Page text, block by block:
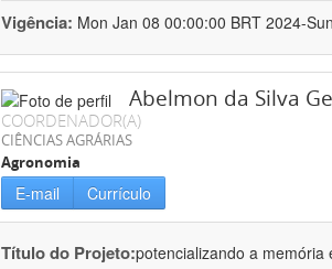
Vigência: Mon Jan 08 00:00:00 BRT 2024-
Abelmon da Silva
COORDENADOR(A)
CIÊNCIAS AGRÁRIAS
Agronomia
E-mail Currículo
Título do Projeto:potencializando a